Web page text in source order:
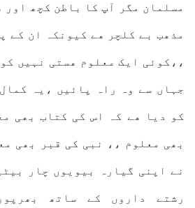
مسلمان مگر آپ کا باطن کچھ اور
مذھب بے کلچر ھے کیونکہ ان کے
،،کوئی ایک معلوم ھستی نہیں
جہاں سے وہ راہ پائیں ،یہ
کو دیا ھے کہ اس کی کتاب بھی
بھی معلوم ،، نبی کی قبر بھی
نے اپنی گیارہ بیویوں چار
رشتے داروں کے ساتھ